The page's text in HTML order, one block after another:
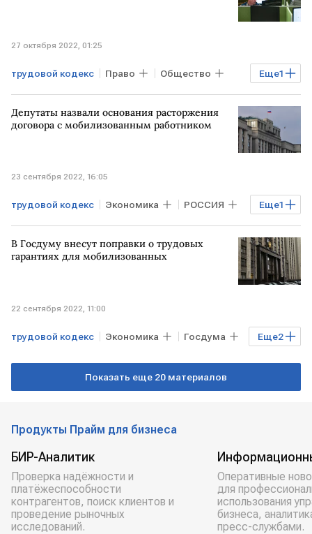
27 октября 2022, 01:25
Еще1
трудовой кодекс Право Общество
работа
Депутаты назвали основания расторжения
договора с мобилизованным работником
23 сентября 2022, 16:05
Еще1
трудовой кодекс Экономика РОССИЯ
частичная мобилизация
В Госдуму внесут поправки о трудовых
гарантиях для мобилизованных
22 сентября 2022, 11:00
Еще2
трудовой кодекс Экономика Госдума
поправки
частичная мобилизация
Показать еще 20 материалов
Продукты Прайм для бизнеса
БИР-Аналитик
Проверка надёжности и
платёжеспособности
контрагентов, поиск клиентов и
проведение рыночных
исследований.
Оперативные
для
использования
бизнеса,
пресс-службами.